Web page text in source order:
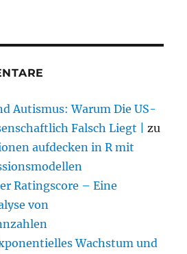
Autismus: Warum Die US-
Falsch Liegt |
zu
aufdecken in R mit
Ratingscore – Eine
von
Wachstum und